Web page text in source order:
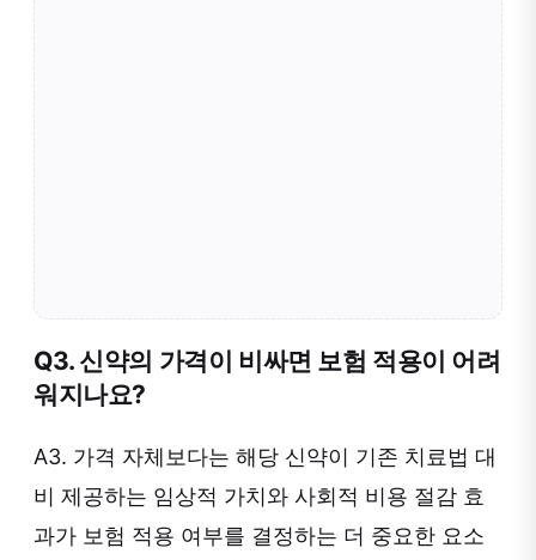
Q3. 신약의 가격이 비싸면 보험 적용이 어려
워지나요?
A3. 가격 자체보다는 해당 신약이 기존 치료법 대
비 제공하는 임상적 가치와 사회적 비용 절감 효
과가 보험 적용 여부를 결정하는 더 중요한 요소